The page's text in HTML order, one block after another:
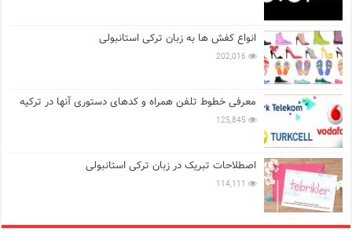
انواع کفش ها به زبان ترکی استانبولی
202,016
معرفی خطوط تلفن همراه و کدهای دستوری آنها در ترکیه
125,845
اصطلاحات تبریک در زبان ترکی استانبولی
114,111